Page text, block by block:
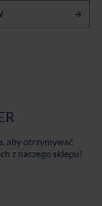
aby otrzymywać
z naszego sklepu!